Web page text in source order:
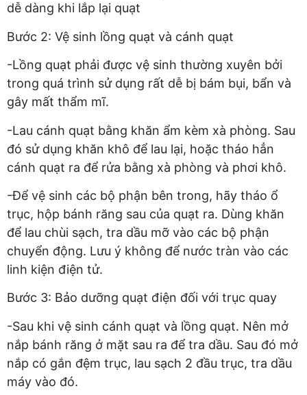
dễ dàng khi lắp lại quạt
Bước 2: Vệ sinh lồng quạt và cánh quạt
-Lồng quạt phải được vệ sinh thường xuyên bởi
trong quá trình sử dụng rất dễ bị bám bụi, bẩn và
gây mất thẩm mĩ.
-Lau cánh quạt bằng khăn ẩm kèm xà phòng. Sau
đó sử dụng khăn khô để lau lại, hoặc tháo hẳn
cánh quạt ra để rửa bằng xà phòng và phơi khô.
-Để vệ sinh các bộ phận bên trong, hãy tháo ổ
trục, hộp bánh răng sau của quạt ra. Dùng khăn
để lau chùi sạch, tra dầu mỡ vào các bộ phận
chuyển động. Lưu ý không để nước tràn vào các
linh kiện điện tử.
Bước 3: Bảo dưỡng quạt điện đối với trục quay
-Sau khi vệ sinh cánh quạt và lồng quạt. Nên mở
nắp bánh răng ở mặt sau ra để tra dầu. Sau đó mở
nắp có gắn đệm trục, lau sạch 2 đầu trục, tra dầu
máy vào đó.